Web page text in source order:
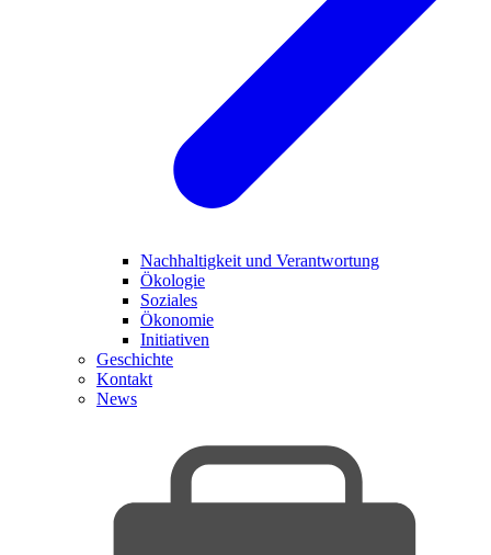
Nachhaltigkeit und Verantwortung
Ökologie
Soziales
Ökonomie
Initiativen
Geschichte
Kontakt
News